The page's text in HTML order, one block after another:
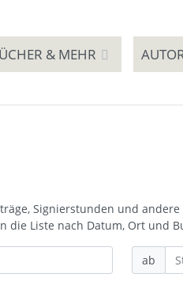
& MEHR
Signierstunden und
die Liste nach Datum, Ort und
ab